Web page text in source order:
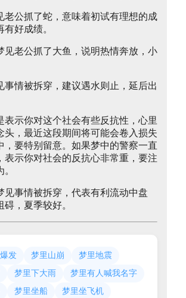
老公抓了蛇，意味着初试有理想的成
好成绩。
见老公抓了大鱼，说明热情奔放，小
事情被拆穿，建议遇水则止，延后出
表示你对这个社会有些反抗性，心里
头，最近这段期间将可能会卷入损失
，要特别留意。如果梦中的警察一直
表示你对社会的反抗心非常重，要注
见事情被拆穿，代表有利流动中盘
，夏季较好。
发 梦里山崩
梦里地震
梦里下大雨
梦里有人喊我名字
梦里坐船 梦里坐飞机